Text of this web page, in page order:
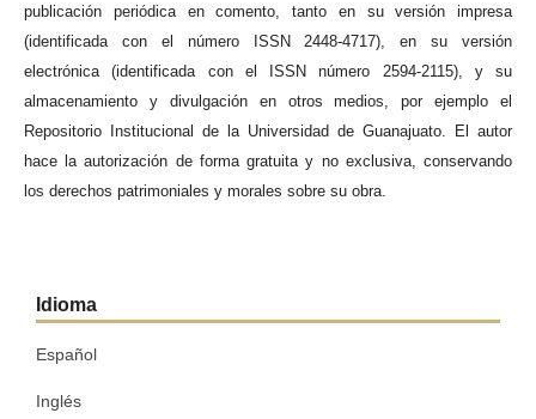
publicación periódica en comento, tanto en su versión impresa
(identificada con el número ISSN 2448-4717), en su versión
electrónica (identificada con el ISSN número 2594-2115), y su
almacenamiento y divulgación en otros medios, por ejemplo el
Repositorio Institucional de la Universidad de Guanajuato. El autor
hace la autorización de forma gratuita y no exclusiva, conservando
los derechos patrimoniales y morales sobre su obra.
Idioma
Español
Inglés